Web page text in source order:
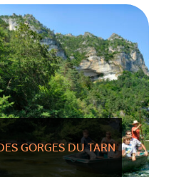
GORGES DU TARN